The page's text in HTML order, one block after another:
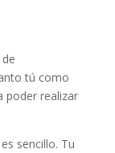
tú como
poder realizar
sencillo. Tu